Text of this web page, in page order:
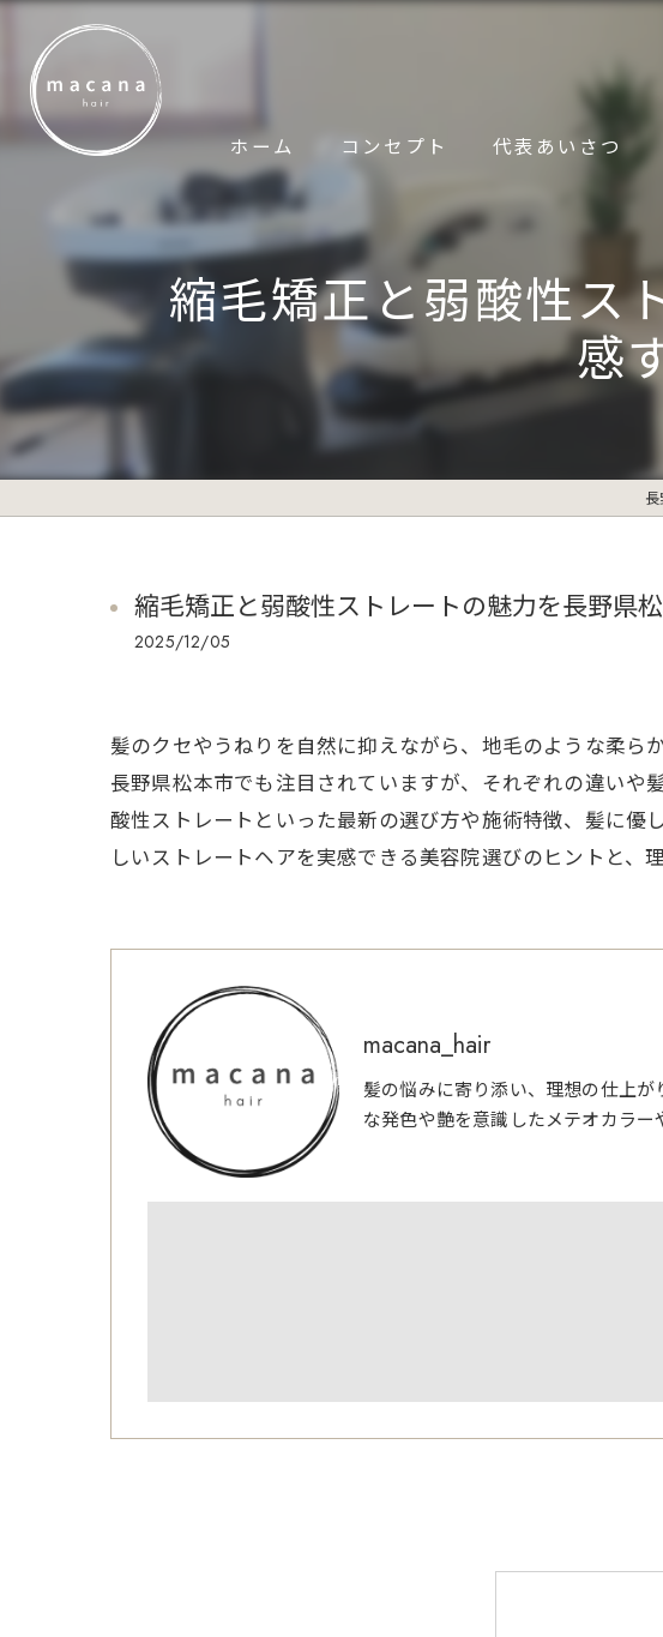
ホーム コンセプト 代表あいさつ
縮毛矯正と弱酸性ス
感
縮毛矯正と弱酸性ストレートの魅力を長野県
2025/12/05
髪のクセやうねりを自然に抑えながら、地毛のような柔
長野県松本市でも注目されていますが、それぞれの違い
酸性ストレートといった最新の選び方や施術特徴、髪に優
しいストレートヘアを実感できる美容院選びのヒントと、
macana_hair
髪の悩みに寄り添い、理想の仕上
な発色や艶を意識したメテオカラー